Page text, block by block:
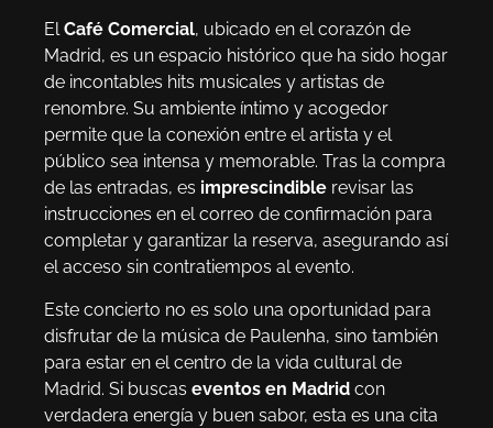
ElCafé Comercial, ubicado en el corazón de
Madrid, es un espacio histórico que ha sido hogar
de incontables hits musicales y artistas de
renombre. Su ambiente íntimo y acogedor
permite que la conexión entre el artista y el
público sea intensa y memorable. Tras la compra
de las entradas, es imprescindible revisar las
instrucciones en el correo de confirmación para
completar y garantizar la reserva, asegurando así
el acceso sin contratiempos al evento.
Este concierto no es solo una oportunidad para
disfrutar de la música de Paulenha, sino también
para estar en el centro de la vida cultural de
Madrid. Si buscas eventos en Madrid con
verdadera energía y buen sabor, esta es una cita